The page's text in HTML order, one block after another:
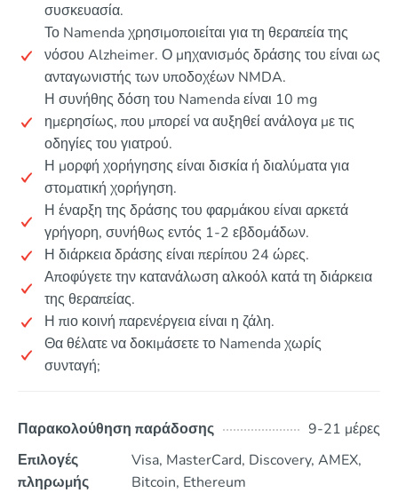
συσκευασία.
Το Namenda χρησιμοποιείται για τη θεραπεία της
νόσου Alzheimer. Ο μηχανισμός δράσης του είναι ως
ανταγωνιστής των υποδοχέων NMDA.
Η συνήθης δόση του Namenda είναι 10 mg
ημερησίως, που μπορεί να αυξηθεί ανάλογα με τις
οδηγίες του γιατρού.
Η μορφή χορήγησης είναι δισκία ή διαλύματα για
στοματική χορήγηση.
Η έναρξη της δράσης του φαρμάκου είναι αρκετά
γρήγορη, συνήθως εντός 1-2 εβδομάδων.
Η διάρκεια δράσης είναι περίπου 24 ώρες.
Αποφύγετε την κατανάλωση αλκοόλ κατά τη διάρκεια
της θεραπείας.
Η πιο κοινή παρενέργεια είναι η ζάλη.
Θα θέλατε να δοκιμάσετε το Namenda χωρίς
συνταγή;
Παρακολούθηση παράδοσης
9-21 μέρες
Επιλογές
πληρωμής
Visa, MasterCard, Discovery, AMEX,
Bitcoin, Ethereum